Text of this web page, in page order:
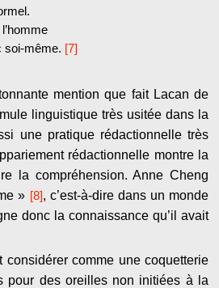
soi-même. [7]
mention que fait Lacan de
linguistique très usitée dans la
une pratique rédactionnelle très
rédactionnelle montre la
la compréhension. Anne Cheng
» [8], c’est-à-dire dans un monde
donc la connaissance qu’il avait
comme une coquetterie
pour des oreilles non initiées à la